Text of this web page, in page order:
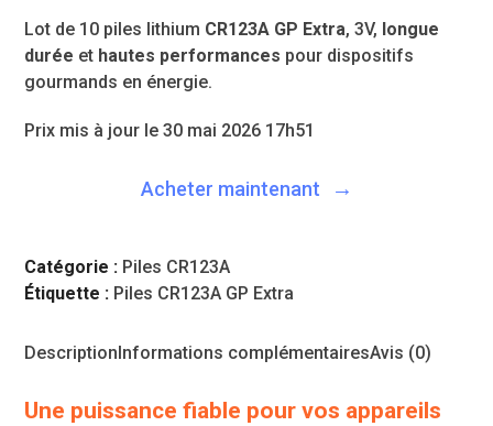
initial
était :
21,99 €.
actuel
est :
19,99 €.
Lot de 10 piles lithium CR123A GP Extra, 3V, longue
durée et hautes performances pour dispositifs
gourmands en énergie.
Prix mis à jour le 30 mai 2026 17h51
Acheter maintenant
Catégorie : Piles CR123A
Étiquette : Piles CR123A GP Extra
Description Informations complémentairesAvis (0)
Une puissance fiable pour vos appareils